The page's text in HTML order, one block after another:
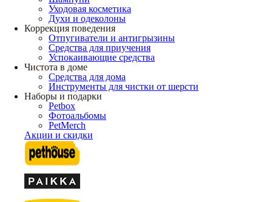
Уходовая косметика
Духи и одеколоны
Коррекция поведения
Отпугиватели и антигрызины
Средства для приучения
Успокаивающие средства
Чистота в доме
Средства для дома
Инструменты для чистки от шерсти
Наборы и подарки
Petbox
Фотоальбомы
PetMerch
Акции и скидки